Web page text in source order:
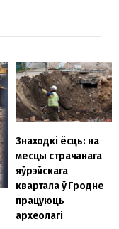
Знаходкі ёсць: на
месцы страчанага
яўрэйскага
квартала ў Гродне
працуюць
археолагі